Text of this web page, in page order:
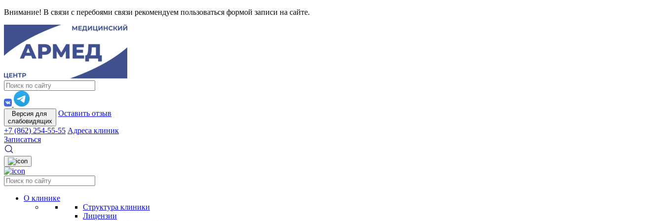
Внимание! В связи с перебоями связи рекомендуем пользоваться формой записи на сайте.
Версия для
слабовидящих
Оставить отзыв
+7 (862) 254-55-55 Адреса клиник
Записаться
О клинике
Структура клиники
Лицензии